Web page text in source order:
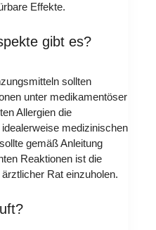
Effekte.
gibt es?
sollten
unter medikamentöser
Allergien die
medizinischen
gemäß Anleitung
Reaktionen ist die
Rat einzuholen.